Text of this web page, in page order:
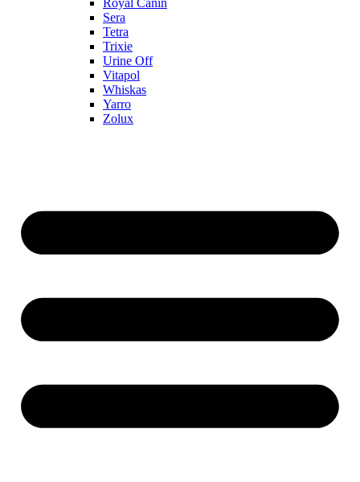
Royal Canin
Sera
Tetra
Trixie
Urine Off
Vitapol
Whiskas
Yarro
Zolux